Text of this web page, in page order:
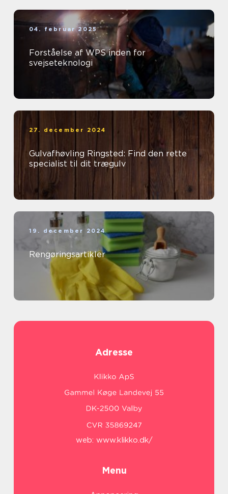
04. februar 2025
Forståelse af WPS inden for
svejseteknologi
27. december 2024
Gulvafhøvling Ringsted: Find den rette
specialist til dit trægulv
19. december 2024
Rengøringsartikler
Adresse
web: www.klikko.dk/
Menu